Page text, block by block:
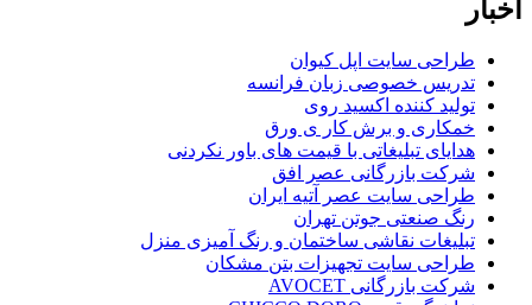
اخبار
طراحی سایت اپل کیوان
تدریس خصوصی زبان فرانسه
تولید کننده اکسید روی
خمکاری و برش کار ی ورق
هدایای تبلیغاتی با قیمت های باور نکردنی
شرکت بازرگانی عصر افق
طراحی سایت عصر آتیه ایران
رنگ صنعتی جوتن تهران
تبلیغات نقاشی ساختمان و رنگ آمیزی منزل
طراحی سایت تجهیزات بتن مشکان
شرکت بازرگانی AVOCET